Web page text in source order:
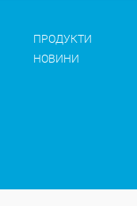
ПРОДУКТИ
НОВИНИ